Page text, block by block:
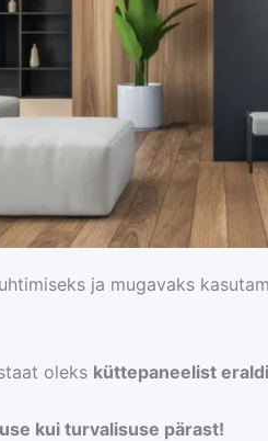
ja mugavaks
oleks küttepaneelist
kui turvalisuse pärast!